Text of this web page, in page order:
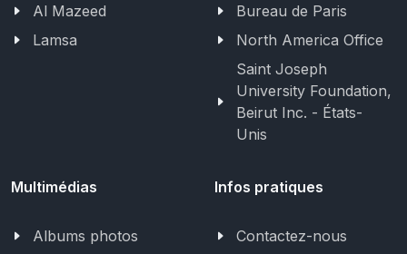
Al Mazeed
Lamsa
Bureau de Paris
North America Office
Saint Joseph
University Foundation,
Beirut Inc. - États-
Unis
Multimédias
Albums photos
Infos pratiques
Contactez-nous